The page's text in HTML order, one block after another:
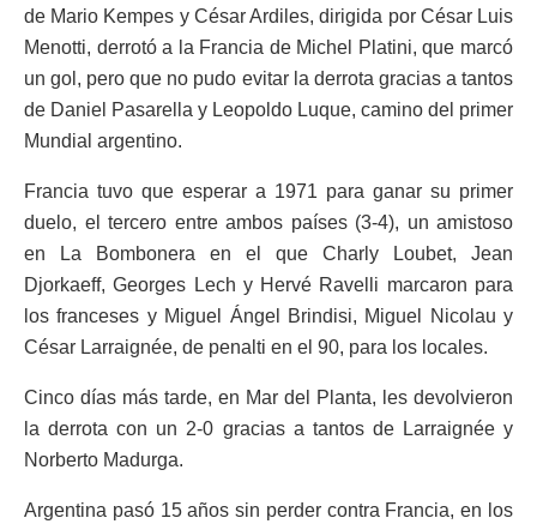
de Mario Kempes y César Ardiles, dirigida por César Luis
Menotti, derrotó a la Francia de Michel Platini, que marcó
un gol, pero que no pudo evitar la derrota gracias a tantos
de Daniel Pasarella y Leopoldo Luque, camino del primer
Mundial argentino.
Francia tuvo que esperar a 1971 para ganar su primer
duelo, el tercero entre ambos países (3-4), un amistoso
en La Bombonera en el que Charly Loubet, Jean
Djorkaeff, Georges Lech y Hervé Ravelli marcaron para
los franceses y Miguel Ángel Brindisi, Miguel Nicolau y
César Larraignée, de penalti en el 90, para los locales.
Cinco días más tarde, en Mar del Planta, les devolvieron
la derrota con un 2-0 gracias a tantos de Larraignée y
Norberto Madurga.
Argentina pasó 15 años sin perder contra Francia, en los